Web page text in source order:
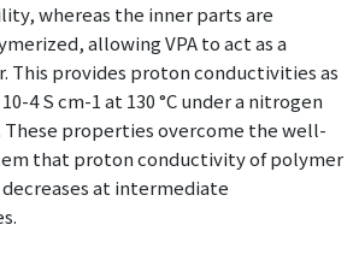
whereas the inner parts are
allowing VPA to act as a
This provides proton conductivities as
4 S cm-1 at 130 °C under a nitrogen
properties overcome the well-
that proton conductivity of polymer
at intermediate